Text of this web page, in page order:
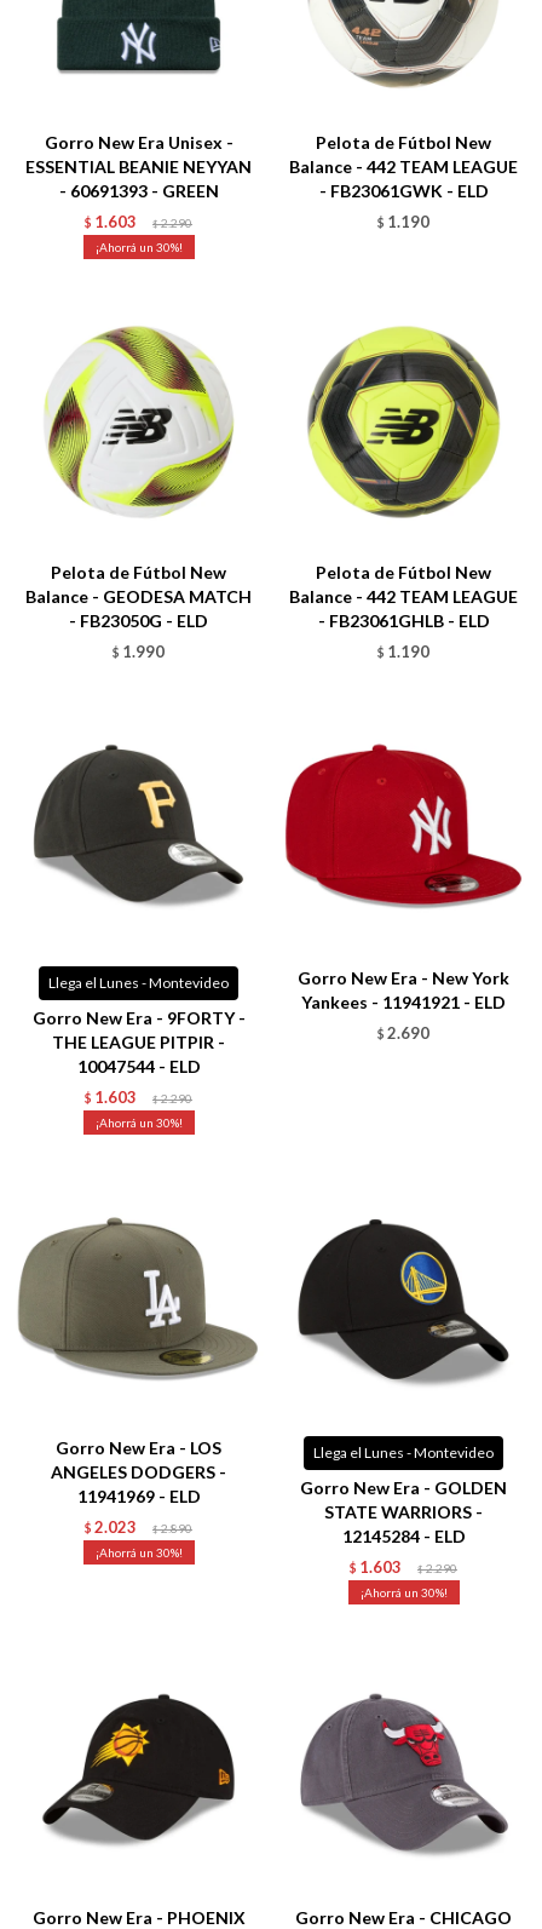
Gorro New Era Unisex -
ESSENTIAL BEANIE NEYYAN
- 60691393 - GREEN
$ 1.603 $ 2.290
30
Pelota de Fútbol New
Balance - 442 TEAM LEAGUE
- FB23061GWK - ELD
$ 1.190
Pelota de Fútbol New
Balance - GEODESA MATCH
- FB23050G - ELD
$ 1.990
Pelota de Fútbol New
Balance - 442 TEAM LEAGUE
- FB23061GHLB - ELD
$ 1.190
Llega el Lunes - Montevideo
Gorro New Era - 9FORTY -
THE LEAGUE PITPIR -
10047544 - ELD
$ 1.603 $ 2.290
30
Gorro New Era - New York
Yankees - 11941921 - ELD
$ 2.690
Gorro New Era - LOS
ANGELES DODGERS -
11941969 - ELD
$ 2.023 $ 2.890
30
Llega el Lunes - Montevideo
Gorro New Era - GOLDEN
STATE WARRIORS -
12145284 - ELD
$ 1.603 $ 2.290
30
Gorro New Era - PHOENIX
Gorro New Era - CHICAGO